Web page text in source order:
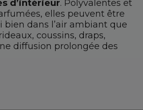
d’intérieur. Polyvalentes et
elles peuvent être
bien dans l’air ambiant que
coussins, draps,
diffusion prolongée des